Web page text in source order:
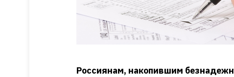
Россиянам, накопившим